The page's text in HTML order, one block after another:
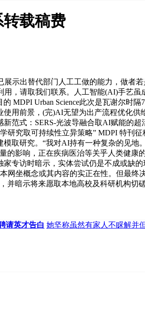
载稿费
出替代部门人工工做的能力，做者若
，请取我们联系。人工智能(AI)手艺
MDPI Urban Science此次是瓦谢尔时
用前景，(完)AI无望为出产流程优化
范式：SERS-光波导融合取AI赋能的
学研究取可持续性立异策略” MDPI
取研究。“我对AI持有一种复杂的见
的影响，正在疾病医治等关乎人类健
专访时暗示，实体尝试仍是不成或缺
网坐概念或其内容的实正在性。但最
暗示将来愿取本地高校及科研机构切磋
请英才告白 她坚称虽然有家人不睬解并